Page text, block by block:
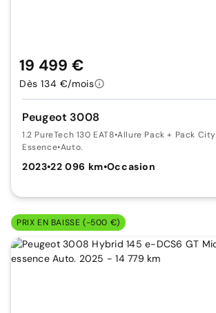
Peugeot 3008
1.2 PureTech 130 EAT8•Allure Pack + Pack City
Essence•Auto.
2023•22 096 km•Occasion
19 499 €
Dès 134 €/mois
PRIX EN BAISSE (-500 €)